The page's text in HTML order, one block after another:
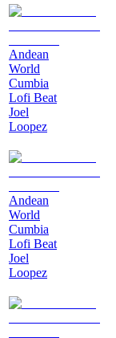
Andean
World
Cumbia
Lofi Beat
Joel
Loopez
Andean
World
Cumbia
Lofi Beat
Joel
Loopez